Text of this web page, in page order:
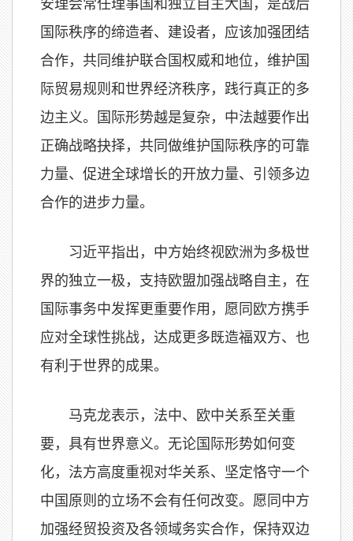
安理会常任理事国和独立自主大国，是战后
国际秩序的缔造者、建设者，应该加强团结
合作，共同维护联合国权威和地位，维护国
际贸易规则和世界经济秩序，践行真正的多
边主义。国际形势越是复杂，中法越要作出
正确战略抉择，共同做维护国际秩序的可靠
力量、促进全球增长的开放力量、引领多边
合作的进步力量。
习近平指出，中方始终视欧洲为多极世
界的独立一极，支持欧盟加强战略自主，在
国际事务中发挥更重要作用，愿同欧方携手
应对全球性挑战，达成更多既造福双方、也
有利于世界的成果。
马克龙表示，法中、欧中关系至关重
要，具有世界意义。无论国际形势如何变
化，法方高度重视对华关系、坚定恪守一个
中国原则的立场不会有任何改变。愿同中方
加强经贸投资及各领域务实合作，保持双边